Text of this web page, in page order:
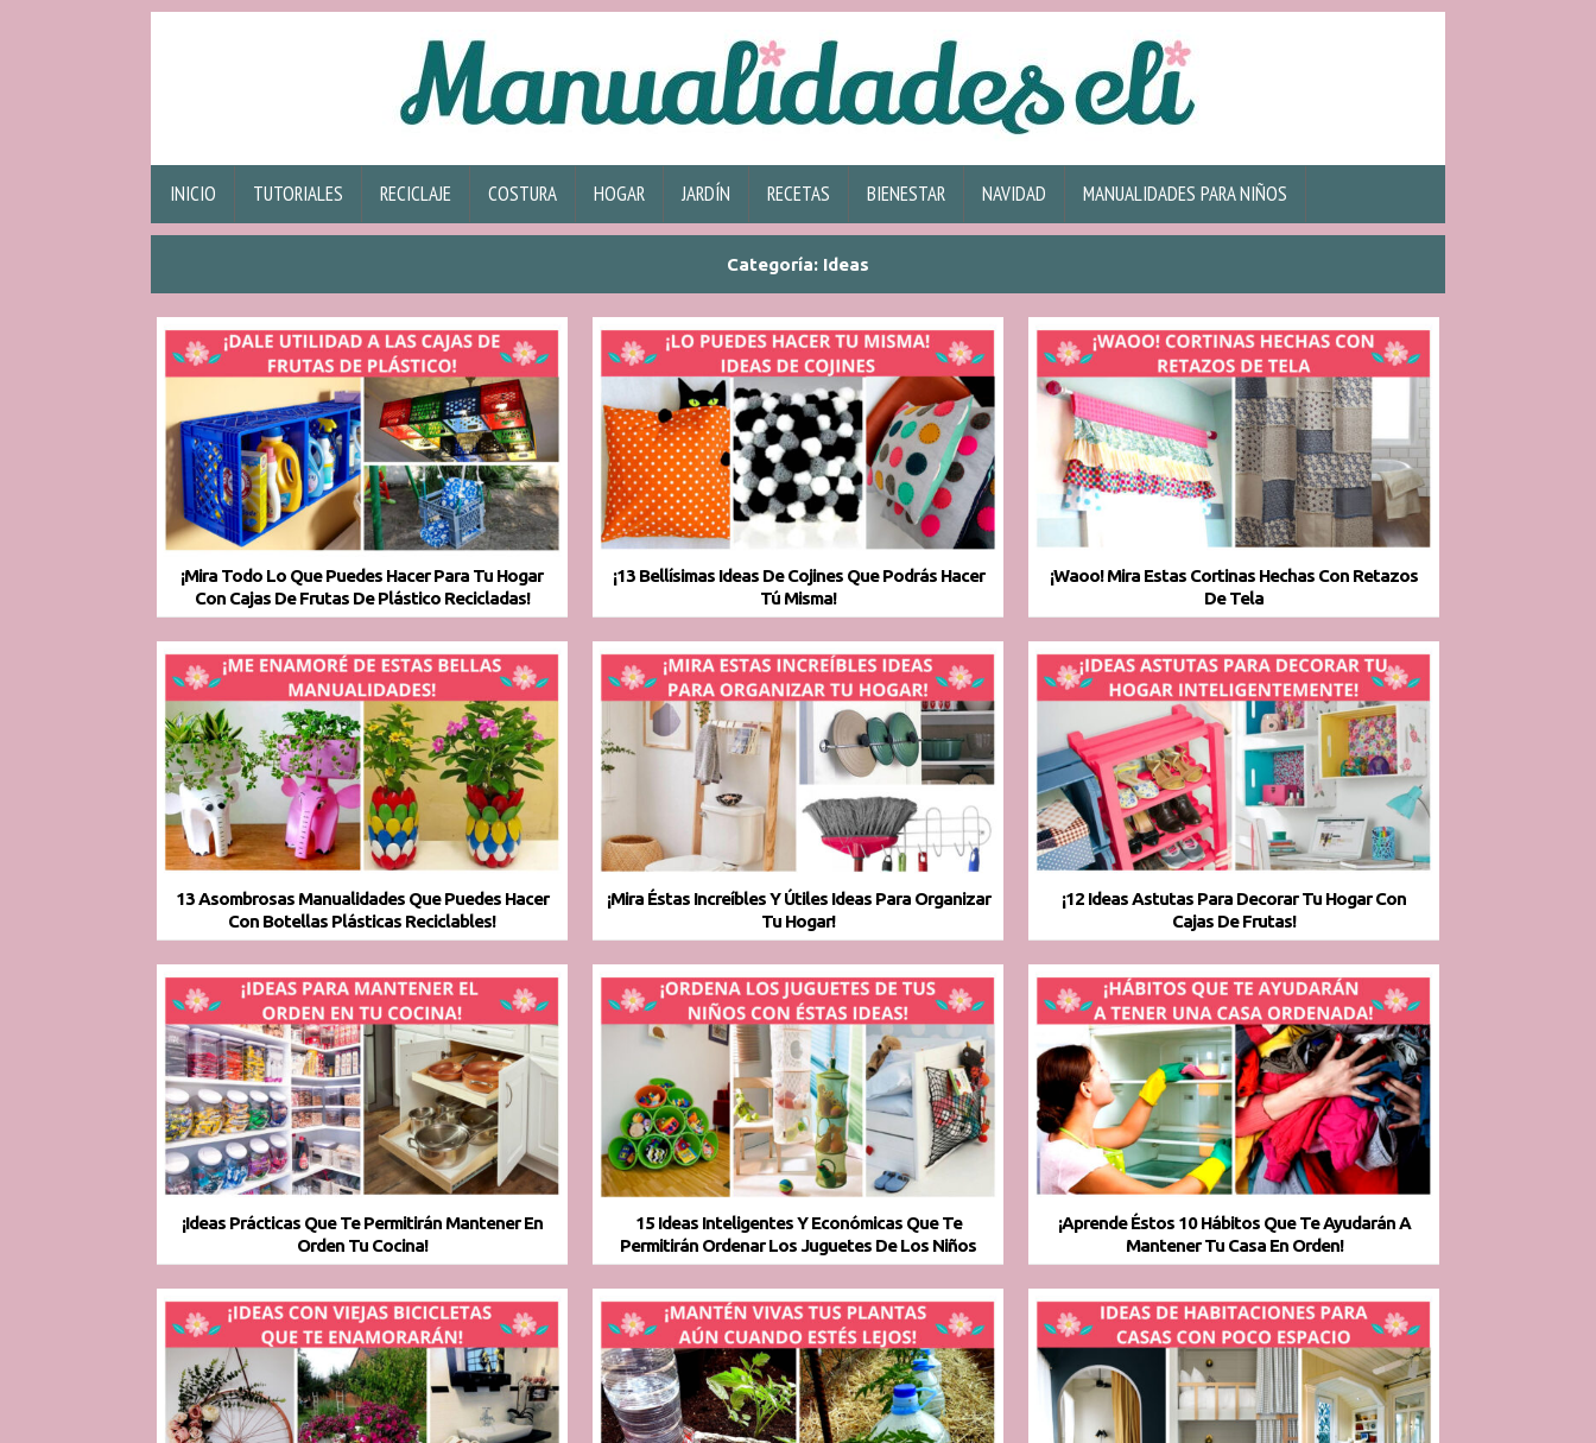
INICIO TUTORIALES RECICLAJE COSTURA HOGAR JARDÍN RECETAS BIENESTAR NAVIDAD MANUALIDADES PARA NIÑOS
Categoría: Ideas
¡Mira Todo Lo Que Puedes Hacer Para Tu Hogar
Con Cajas De Frutas De Plástico Recicladas!
¡13 Bellísimas Ideas De Cojines Que Podrás Hacer
Tú Misma!
¡Waoo! Mira Estas Cortinas Hechas Con Retazos
De Tela
13 Asombrosas Manualidades Que Puedes Hacer
Con Botellas Plásticas Reciclables!
¡Mira Éstas Increíbles Y Útiles Ideas Para Organizar
Tu Hogar!
¡12 Ideas Astutas Para Decorar Tu Hogar Con
Cajas De Frutas!
¡Ideas Prácticas Que Te Permitirán Mantener En
Orden Tu Cocina!
15 Ideas Inteligentes Y Económicas Que Te
Permitirán Ordenar Los Juguetes De Los Niños
¡Aprende Éstos 10 Hábitos Que Te Ayudarán A
Mantener Tu Casa En Orden!